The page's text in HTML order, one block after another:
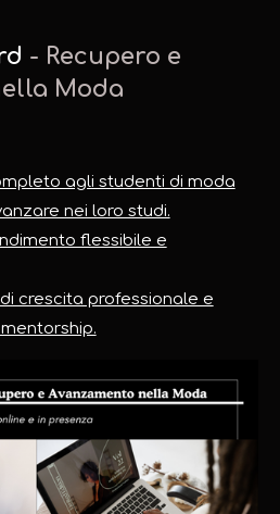
- Recupero e
Moda
agli studenti di moda
nei loro studi.
flessibile e
crescita professionale e